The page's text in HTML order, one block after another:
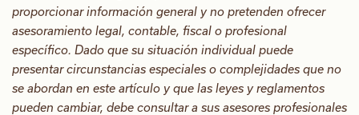
proporcionar información general y no pretenden ofrecer
asesoramiento legal, contable, fiscal o profesional
específico. Dado que su situación individual puede
presentar circunstancias especiales o complejidades que no
se abordan en este artículo y que las leyes y reglamentos
pueden cambiar, debe consultar a sus asesores profesionales